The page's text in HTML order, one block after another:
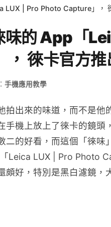
LUX | Pro Photo Capture」，
味的 App「
徠卡官方
手機應用教學
拍出來的味道，而不是他
手機上放上了徠卡的鏡頭
二的好看，而這個「徠味
Leica LUX | Pro Photo
頗好，特別是黑白濾鏡，